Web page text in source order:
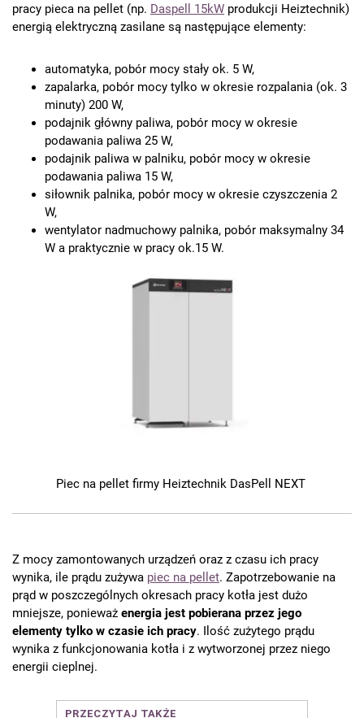
pracy pieca na pellet (np. Daspell 15kW produkcji Heiztechnik)
energią elektryczną zasilane są następujące elementy:
automatyka, pobór mocy stały ok. 5 W,
zapalarka, pobór mocy tylko w okresie rozpalania (ok. 3
minuty) 200 W,
podajnik główny paliwa, pobór mocy w okresie
podawania paliwa 25 W,
podajnik paliwa w palniku, pobór mocy w okresie
podawania paliwa 15 W,
siłownik palnika, pobór mocy w okresie czyszczenia 2
W,
wentylator nadmuchowy palnika, pobór maksymalny 34
W a praktycznie w pracy ok.15 W.
Piec na pellet firmy Heiztechnik DasPell NEXT
Z mocy zamontowanych urządzeń oraz z czasu ich pracy
wynika, ile prądu zużywa piec na pellet. Zapotrzebowanie na
prąd w poszczególnych okresach pracy kotła jest dużo
mniejsze, ponieważ energia jest pobierana przez jego
elementy tylko w czasie ich pracy. Ilość zużytego prądu
wynika z funkcjonowania kotła i z wytworzonej przez niego
energii cieplnej.